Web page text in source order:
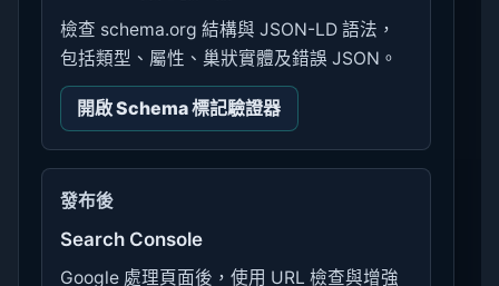
檢查 schema.org 結構與 JSON-LD 語法，
包括類型、屬性、巢狀實體及錯誤 JSON。
開啟 Schema 標記驗證器
發布後
Search Console
Google 處理頁面後，使用 URL 檢查與增強